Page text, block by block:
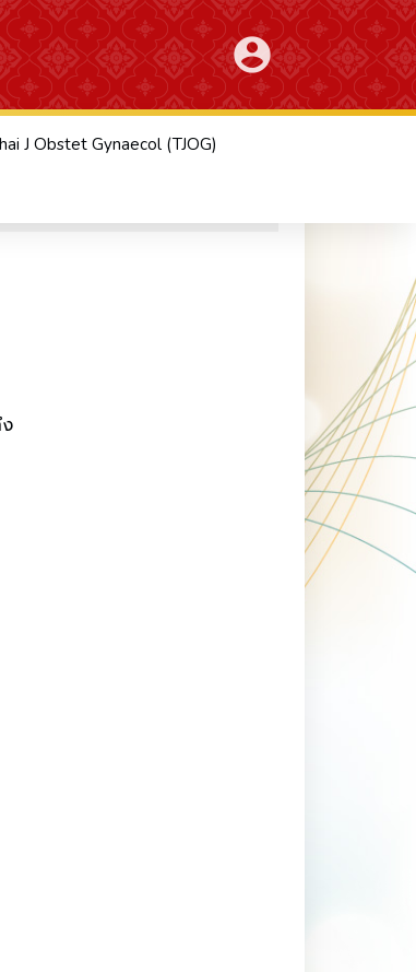
account_circle
J Obstet Gynaecol (TJOG)